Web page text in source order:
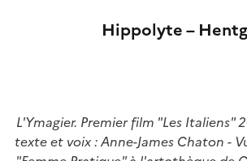
Hippolyte –
L'Ymagier. Premier film "Les Italiens"
texte et voix : Anne-James Chaton -